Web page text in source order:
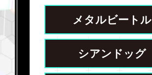
メタルビートル
シアンドッグ